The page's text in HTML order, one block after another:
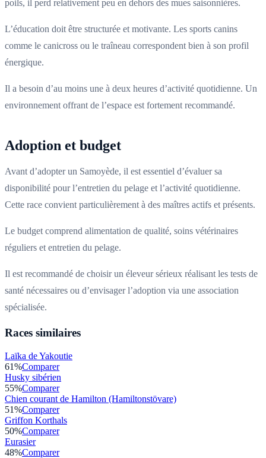
poils, il perd relativement peu en dehors des mues saisonnières.
L’éducation doit être structurée et motivante. Les sports canins
comme le canicross ou le traîneau correspondent bien à son profil
énergique.
Il a besoin d’au moins une à deux heures d’activité quotidienne. Un
environnement offrant de l’espace est fortement recommandé.
Adoption et budget
Avant d’adopter un Samoyède, il est essentiel d’évaluer sa
disponibilité pour l’entretien du pelage et l’activité quotidienne.
Cette race convient particulièrement à des maîtres actifs et présents.
Le budget comprend alimentation de qualité, soins vétérinaires
réguliers et entretien du pelage.
Il est recommandé de choisir un éleveur sérieux réalisant les tests de
santé nécessaires ou d’envisager l’adoption via une association
spécialisée.
Races similaires
Laïka de Yakoutie
61%Comparer
Husky sibérien
55%Comparer
Chien courant de Hamilton (Hamiltonstövare)
51%Comparer
Griffon Korthals
50%Comparer
Eurasier
48%Comparer